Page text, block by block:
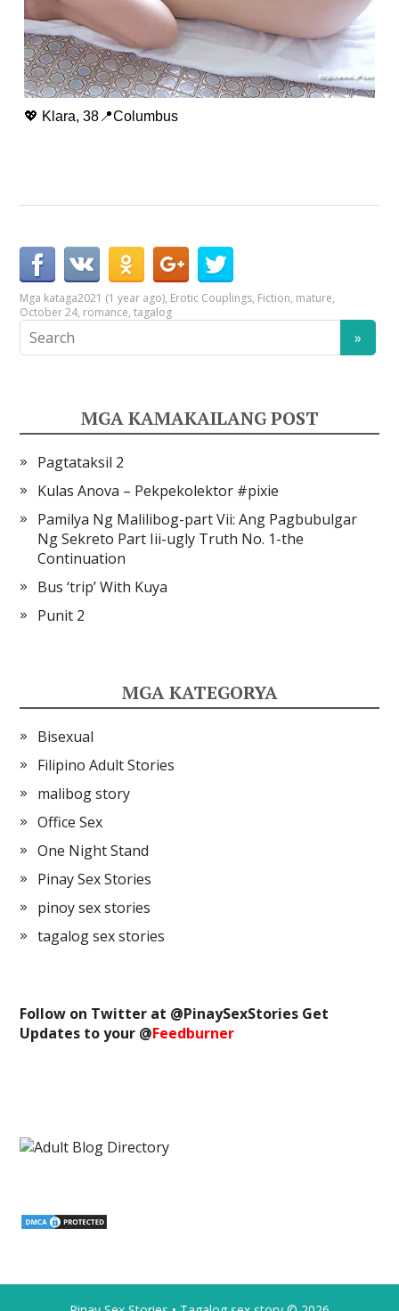
💖 Klara, 38📍Columbus
Mga kataga2021 (1 year ago), Erotic Couplings, Fiction, mature,
October 24, romance,tagalog
MGA KAMAKAILANG POST
Pagtataksil 2
Kulas Anova – Pekpekolektor #pixie
Pamilya Ng Malilibog-part Vii: Ang Pagbubulgar
Ng Sekreto Part Iii-ugly Truth No. 1-the
Continuation
Bus ‘trip’ With Kuya
Punit 2
MGA KATEGORYA
Bisexual
Filipino Adult Stories
malibog story
Office Sex
One Night Stand
Pinay Sex Stories
pinoy sex stories
tagalog sex stories
Follow on Twitter at @PinaySexStories Get
Updates to your @Feedburner